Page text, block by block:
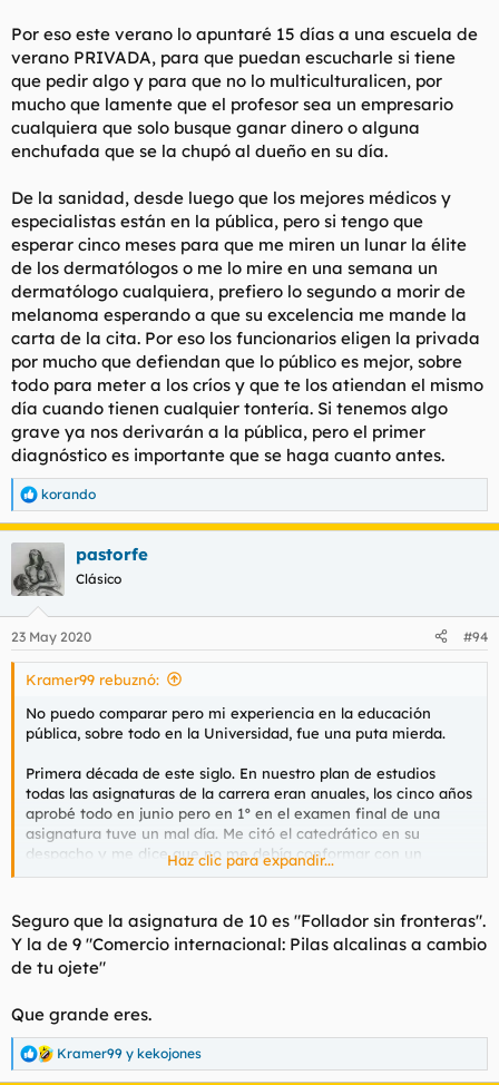
Por eso este verano lo apuntaré 15 días a una escuela de
verano PRIVADA, para que puedan escucharle si tiene
que pedir algo y para que no lo multiculturalicen, por
mucho que lamente que el profesor sea un empresario
cualquiera que solo busque ganar dinero o alguna
enchufada que se la chupó al dueño en su día.
De la sanidad, desde luego que los mejores médicos y
especialistas están en la pública, pero si tengo que
esperar cinco meses para que me miren un lunar la élite
de los dermatólogos o me lo mire en una semana un
dermatólogo cualquiera, prefiero lo segundo a morir de
melanoma esperando a que su excelencia me mande la
carta de la cita. Por eso los funcionarios eligen la privada
por mucho que defiendan que lo público es mejor, sobre
todo para meter a los críos y que te los atiendan el mismo
día cuando tienen cualquier tontería. Si tenemos algo
grave ya nos derivarán a la pública, pero el primer
diagnóstico es importante que se haga cuanto antes.
R
e
a
c
i
e
s
korando
pastorfe
Clásico
23 May 2020 #94
Kramer99 rebuznó:
No puedo comparar pero mi experiencia en la educación
pública, sobre todo en la Universidad, fue una puta mierda.
Primera década de este siglo. En nuestro plan de estudios
todas las asignaturas de la carrera eran anuales, los cinco años
aprobé todo en junio pero en 1º en el examen final de una
asignatura tuve un mal día. Me citó el catedrático en su
despacho y me dice que no me debía conformar con un
aprobado, que a pesar de ese examen él sabía que merecía
convocatoria de septiembre me aseguraba que iba a tener
al menos un notable.Como buen pipiolo que era entonces lo
tomé como un reto y no rechisté, volví a hacer un examen de
mierda y aún así me colocaron el notable.
El 2º curso en otra asignatura
examen finala varios alumnos, a mi entre ellos. No podían
perjudicar a los que no acudían a clase, pero se ve que sí
podían beneficiar a los que sí. Fue la única asignatura en que
Haz clic para expandir...
Seguro que la asignatura de 10 es "Follador sin fronteras".
Y la de 9 "Comercio internacional: Pilas alcalinas a cambio
de tu ojete"
Que grande eres.
R
e
Kramer99 y kekojones